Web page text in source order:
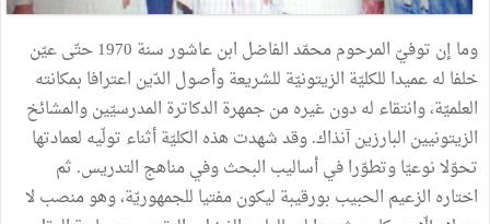
وما إن توفيّ المرحوم محمّد الفاضل ابن عاشور سنة 1970 حتّى عيّن
خلفا له عميدا للكليّة الزيتونيّة للشريعة وأصول الدّين اعترافا بمكانته
العلميّة، وانتقاء له دون غيره من جمهرة الدكاترة المدرسيّين والمشائخ
الزيتونيين البارزين آنذاك. وقد شهدت هذه الكليّة أثناء تولّيه لعمادتها
تحوّلا نوعيّا وتطوّرا في أساليب البحث وفي مناهج التدريس. ثم
اختاره الزعيم الحبيب بورقيبة ليكون مفتيا للجمهوريّة، وهو منصب لا